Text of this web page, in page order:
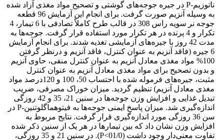
ناتوزیم-P در جیره‌ جوجه‌های گوشتی و تصحیح مواد مغذی آزاد شده
به وسیله آنزیم صورت گرفت. برای انجام این آزمایش 96 قطعه
جوجه نر سویه راس 308 در قالب طرح کاملاً تصادفی با 6 تیمار، 4
تکرار و 4 پرنده در هر تکرار مورد استفاده قرار گرفت. جوجه‌ها به
مدت 42 روز با جیره‌های آزمایشی تغذیه شدند. برای انجام آزمایش
6 جیره (فاقد آنزیم به عنوان کنترل، فاقد آنزیم و درنظر گرفتن
100% مواد مغذی معادل آنزیم به عنوان کنترل منفی، حاوی آنزیم
و بدون تصحیح برای مواد مغذی معادل آنزیم به عنوان کنترل
مثبت، جیره‌های فرموله شده با احتساب 50، 100 و 120درصد مواد
مغذی معادل آنزیم‌) تنظیم گردید. میزان خوراک مصرفی، ضریب
تبدیل غذایی و افزایش وزن جوجه‌ها در سنین 21، 35 و 42 روزگی
اندازه‌گیری شد. میزان پاسخ ایمنی جوجه‌ها به فیتوهماگلوتنین-P در
سن 36 روزگی مورد اندازه‌گیری قرار گرفت. نتایج مربوط به
افزایش وزن نشان داد که بین تیمارها در هر یک از سنین ذکر شده
تفاوت معنی‌دار وجود داشت (01/0‌>P). در سنین 21 و 35 روزگی،